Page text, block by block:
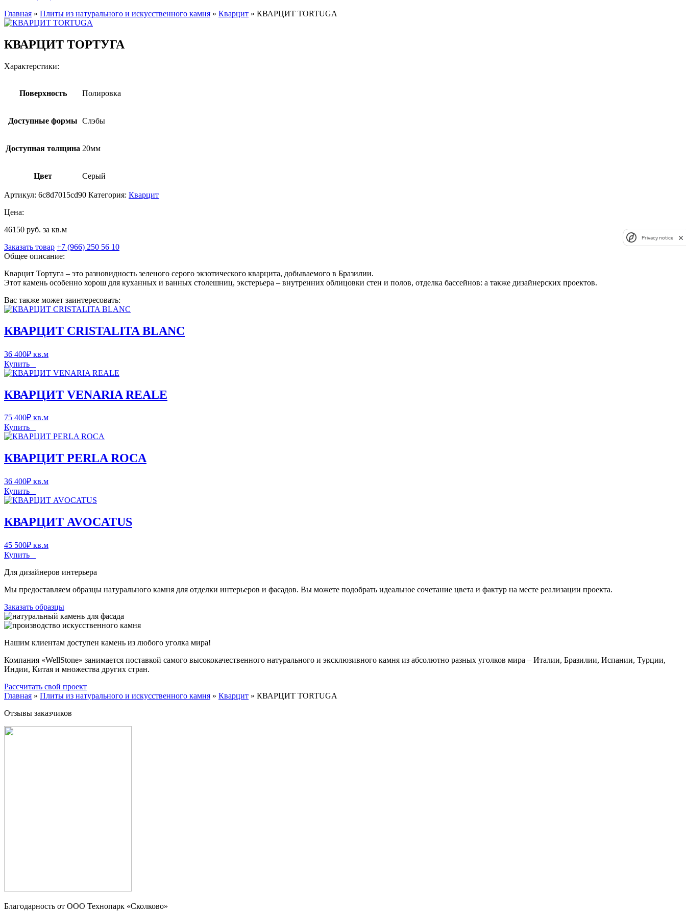
Главная » Плиты из натурального и искусственного камня » Кварцит » КВАРЦИТ TORTUGA
КВАРЦИТ ТОРТУГА
Характерстики:
Поверхность Полировка
Доступные формы Слэбы
Доступная толщина 20мм
Цвет Серый
Артикул: 6c8d7015cd90 Категория: Кварцит
Цена:
46150 руб. за кв.м
Заказать товар +7 (966) 250 56 10
Общее описание:
Кварцит Тортуга – это разновидность зеленого серого экзотического кварцита, добываемого в Бразилии.
Этот камень особенно хорош для куханных и ванных столешниц, экстерьера – внутренних облицовки стен и полов, отделка бассейнов: а также дизайнерских проектов.
Вас также может заинтересовать:
КВАРЦИТ CRISTALITA BLANC
36 400₽ кв.м
Купить
КВАРЦИТ VENARIA REALE
75 400₽ кв.м
Купить
КВАРЦИТ PERLA ROCA
36 400₽ кв.м
Купить
КВАРЦИТ AVOCATUS
45 500₽ кв.м
Купить
Для дизайнеров интерьера
Мы предоставляем образцы натурального камня для отделки интерьеров и фасадов. Вы можете подобрать идеальное сочетание цвета и фактур на месте реализации проекта.
Заказать образцы
Нашим клиентам доступен камень из любого уголка мира!
Компания «WellStone» занимается поставкой самого высококачественного натурального и эксклюзивного камня из абсолютно разных уголков мира – Италии, Бразилии, Испании, Турции,
Индии, Китая и множества других стран.
Рассчитать свой проект
Главная » Плиты из натурального и искусственного камня » Кварцит » КВАРЦИТ TORTUGA
Отзывы заказчиков
Благодарность от OOO Технопарк «Сколково»
Privacy notice